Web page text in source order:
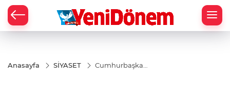
Anasayfa SİYASET
Cumhurbaşkanı